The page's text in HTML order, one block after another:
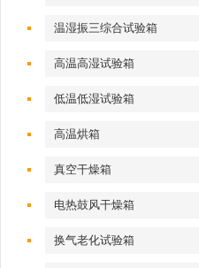
温湿振三综合试验箱
高温高湿试验箱
低温低湿试验箱
高温烘箱
真空干燥箱
电热鼓风干燥箱
换气老化试验箱